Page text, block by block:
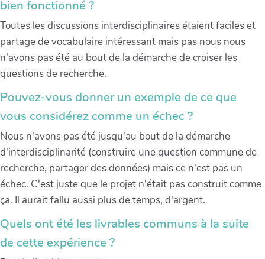
bien fonctionné ?
Toutes les discussions interdisciplinaires étaient faciles et
partage de vocabulaire intéressant mais pas nous nous
n'avons pas été au bout de la démarche de croiser les
questions de recherche.
Pouvez-vous donner un exemple de ce que
vous considérez comme un échec ?
Nous n'avons pas été jusqu'au bout de la démarche
d'interdisciplinarité (construire une question commune de
recherche, partager des données) mais ce n'est pas un
échec. C'est juste que le projet n'était pas construit comme
ça. Il aurait fallu aussi plus de temps, d'argent.
Quels ont été les livrables communs à la suite
de cette expérience ?